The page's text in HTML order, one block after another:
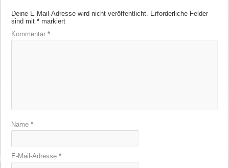
Deine E-Mail-Adresse wird nicht veröffentlicht. Erforderliche Felder
sind mit* markiert
Kommentar*
Name*
E-Mail-Adresse*